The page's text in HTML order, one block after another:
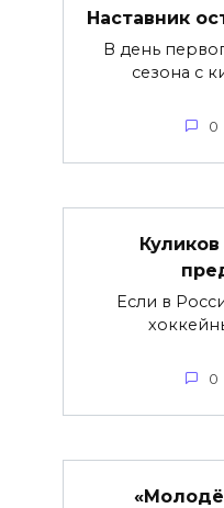
Наставник
В день
сезона с
0
Куликов
Если в
0